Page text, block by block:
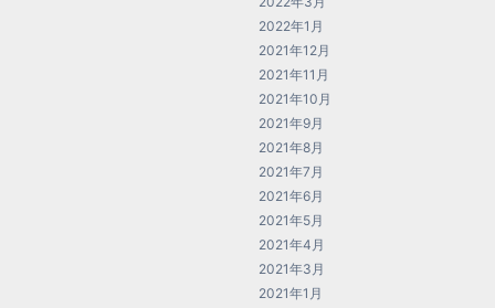
2022年1月
2021年12月
2021年11月
2021年10月
2021年9月
2021年8月
2021年7月
2021年6月
2021年5月
2021年4月
2021年3月
2021年1月